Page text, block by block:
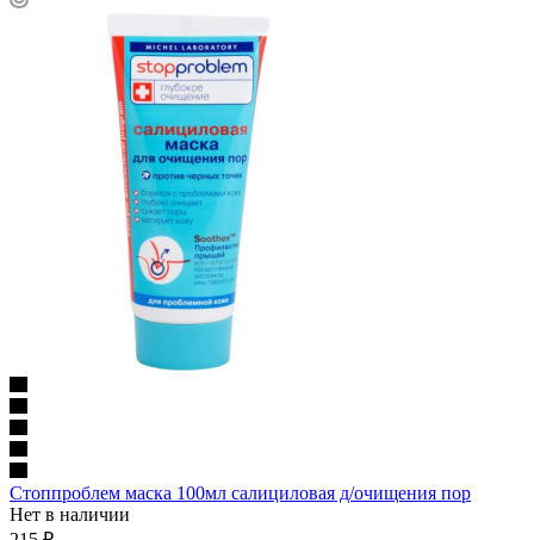
Стоппроблем маска 100мл салициловая д/очищения пор
Нет в наличии